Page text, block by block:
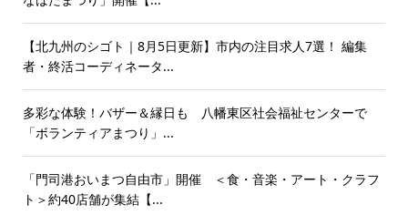
【北九州のシゴト｜8月5日更新】市内の注目求人7選！ 編集
者・終活コーディネータ...
多彩な体験！バザー＆縁日も 八幡東区社会福祉センターで
「ボランティアまつり」...
「門司港おいまつ自由市」開催 ＜食・音楽・アート・クラフ
ト＞約40店舗が集結【...